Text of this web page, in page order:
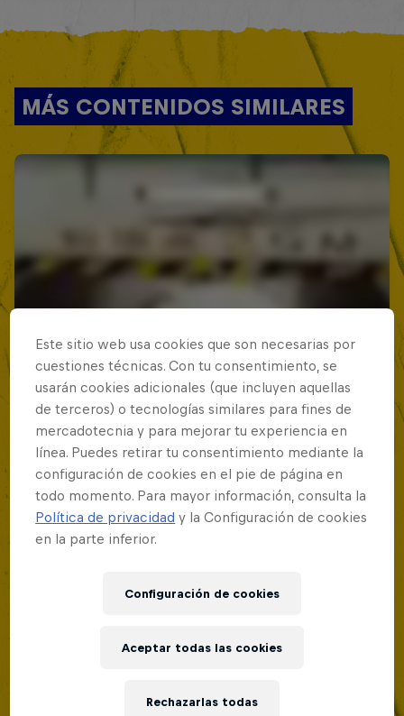
MÁS CONTENIDOS SIMILARES
Este sitio web usa cookies que son necesarias por
cuestiones técnicas. Con tu consentimiento, se
usarán cookies adicionales (que incluyen aquellas
de terceros) o tecnologías similares para fines de
mercadotecnia y para mejorar tu experiencia en
línea. Puedes retirar tu consentimiento mediante la
configuración de cookies en el pie de página en
todo momento. Para mayor información, consulta la
Política de privacidad y la Configuración de cookies
en la parte inferior.
Configuración de cookies
Rechazarlas todas
Aceptar todas las cookies